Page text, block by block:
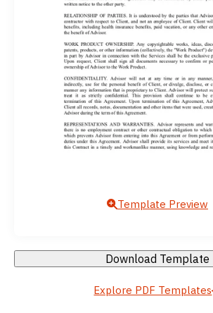
Template Preview
Download Template
Explore PDF Templates